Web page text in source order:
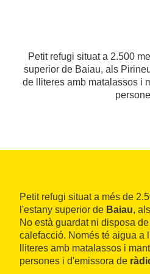
Petit refugi situat a 2.500
superior de Baiau, als
de lliteres amb matalassos i
Petit refugi situat a més de
l'estany superior de Baiau,
No està guardat ni disposa
calefacció. Només té aigua a
lliteres amb matalassos i
persones i d'emissora de